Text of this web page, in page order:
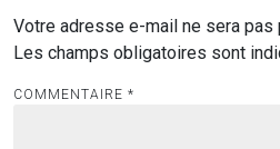
Votre adresse e-mail ne sera pas
Les champs obligatoires sont
COMMENTAIRE *